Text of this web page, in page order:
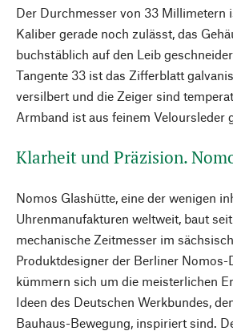
Der Durchmesser von 33 Millimetern
Kaliber gerade noch zulässt, das
buchstäblich auf den Leib
Tangente 33 ist das Zifferblatt
versilbert und die Zeiger sind
Armband ist aus feinem Veloursleder
Klarheit und Präzision.
Nomos Glashütte, eine der wenigen
Uhrenmanufakturen weltweit, baut
mechanische Zeitmesser im
Produktdesigner der Berliner Nomos-
kümmern sich um die meisterlichen
Ideen des Deutschen Werkbundes,
Bauhaus-Bewegung, inspiriert sind.